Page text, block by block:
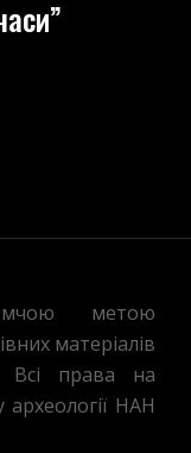
метою
матеріалів
Всі права на
НАН